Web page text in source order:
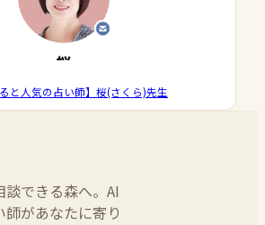
と人気の占い師】桜(さくら)先生
できる森へ。AI
があなたに寄り